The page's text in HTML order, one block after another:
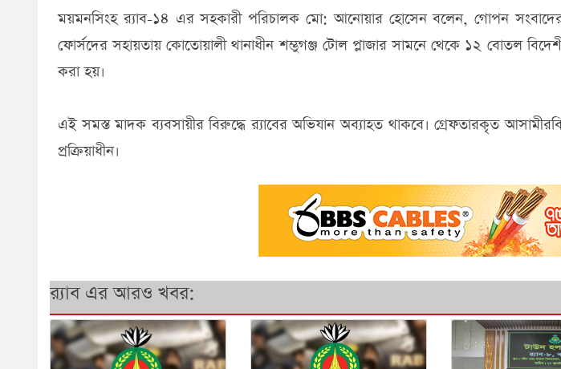
ময়মনসিংহ র‌্যাব-১৪ এর সহকারী পরিচালক মো: আনোয়ার হোসেন বলেন, গোপন সংবাদের
ফোর্সদের সহায়তায় কোতোয়ালী থানাধীন শম্ভুগঞ্জ টোল প্লাজার সামনে থেকে ১২ বোতল
করা হয়।
এই সমস্ত মাদক ব্যবসায়ীর বিরুদ্ধে র‌্যাবের অভিযান অব্যাহত থাকবে। গ্রেফতারকৃত
প্রক্রিয়াধীন।
র‍্যাব এর আরও খবর: